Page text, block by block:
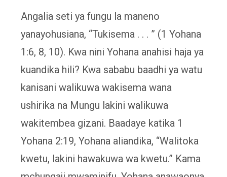
Angalia seti ya fungu la maneno
yanayohusiana, “Tukisema . . . ” (1 Yohana
1:6, 8, 10). Kwa nini Yohana anahisi haja ya
kuandika hili? Kwa sababu baadhi ya watu
kanisani walikuwa wakisema wana
ushirika na Mungu lakini walikuwa
wakitembea gizani. Baadaye katika 1
Yohana 2:19, Yohana aliandika, “Walitoka
kwetu, lakini hawakuwa wa kwetu.” Kama